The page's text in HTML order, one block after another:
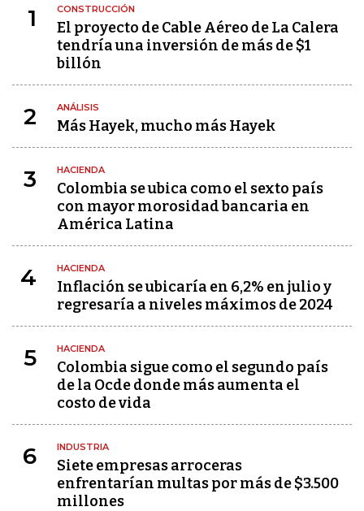
1 CONSTRUCCIÓN
El proyecto de Cable Aéreo de La Calera
tendría una inversión de más de $1
billón
2 ANÁLISIS
Más Hayek, mucho más Hayek
3 HACIENDA
Colombia se ubica como el sexto país
con mayor morosidad bancaria en
América Latina
4 HACIENDA
Inflación se ubicaría en 6,2% en julio y
regresaría a niveles máximos de 2024
5 HACIENDA
Colombia sigue como el segundo país
de la Ocde donde más aumenta el
costo de vida
6 INDUSTRIA
Siete empresas arroceras
enfrentarían multas por más de $3.500
millones